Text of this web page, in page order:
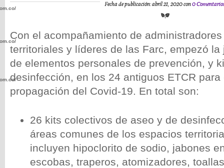
Fecha de publicación: abril 21, 2020 con0
Con el acompañamiento de
territoriales y líderes de las Farc, empezó la
de elementos personales de prevención, y
desinfección, en los 24 antiguos ETCR para
propagación del Covid-19. En total son:
26 kits colectivos de aseo y de
áreas comunes de los espacios
incluyen hipoclorito de sodio, jabones
escobas, traperos, atomizadores,
wp-
wp-
wp-